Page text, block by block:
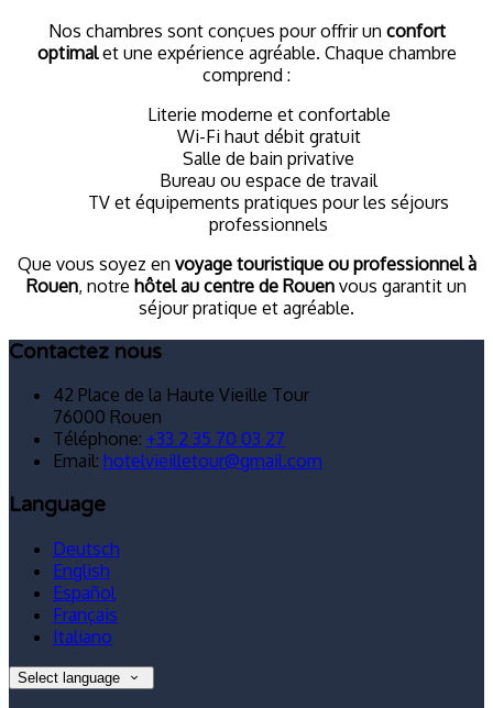
Nos chambres sont conçues pour offrir un confort
optimalet une expérience agréable. Chaque chambre
comprend :
Literie moderne et confortable
Wi-Fi haut débit gratuit
Salle de bain privative
Bureau ou espace de travail
TV et équipements pratiques pour les séjours
professionnels
Que vous soyez en voyage touristique ou professionnel à
Rouen, notre hôtel au centre de Rouen vous garantit un
séjour pratique et agréable.
Contactez nous
42 Place de la Haute Vieille Tour
76000 Rouen
Téléphone: +33 2 35 70 03 27
Email: hotelvieilletour@gmail.com
Language
Deutsch
English
Español
Français
Italiano
Select language